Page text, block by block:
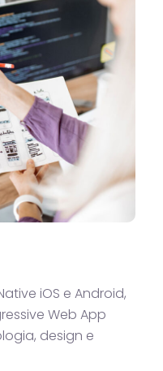
iOS e Android,
Web App
design e